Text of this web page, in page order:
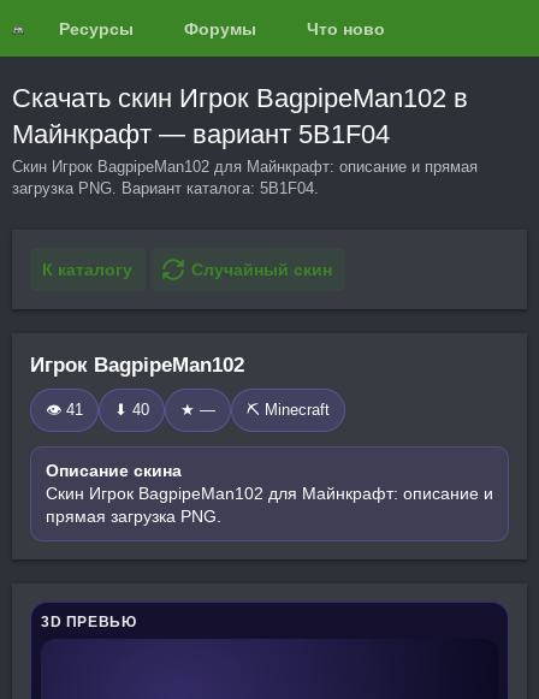
Ресурсы Форумы Что нового?
Скачать скин Игрок BagpipeMan102 в
Майнкрафт — вариант 5B1F04
Скин Игрок BagpipeMan102 для Майнкрафт: описание и прямая
загрузка PNG. Вариант каталога: 5B1F04.
К каталогу Случайный скин
Игрок BagpipeMan102
👁 41 ⬇ 40 ★ — ⛏️ Minecraft
Описание скина
Скин Игрок BagpipeMan102 для Майнкрафт: описание и
прямая загрузка PNG.
3D ПРЕВЬЮ